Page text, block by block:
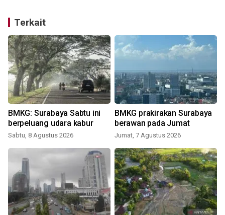
Terkait
BMKG: Surabaya Sabtu ini
berpeluang udara kabur
Sabtu, 8 Agustus 2026
BMKG prakirakan Surabaya
berawan pada Jumat
Jumat, 7 Agustus 2026